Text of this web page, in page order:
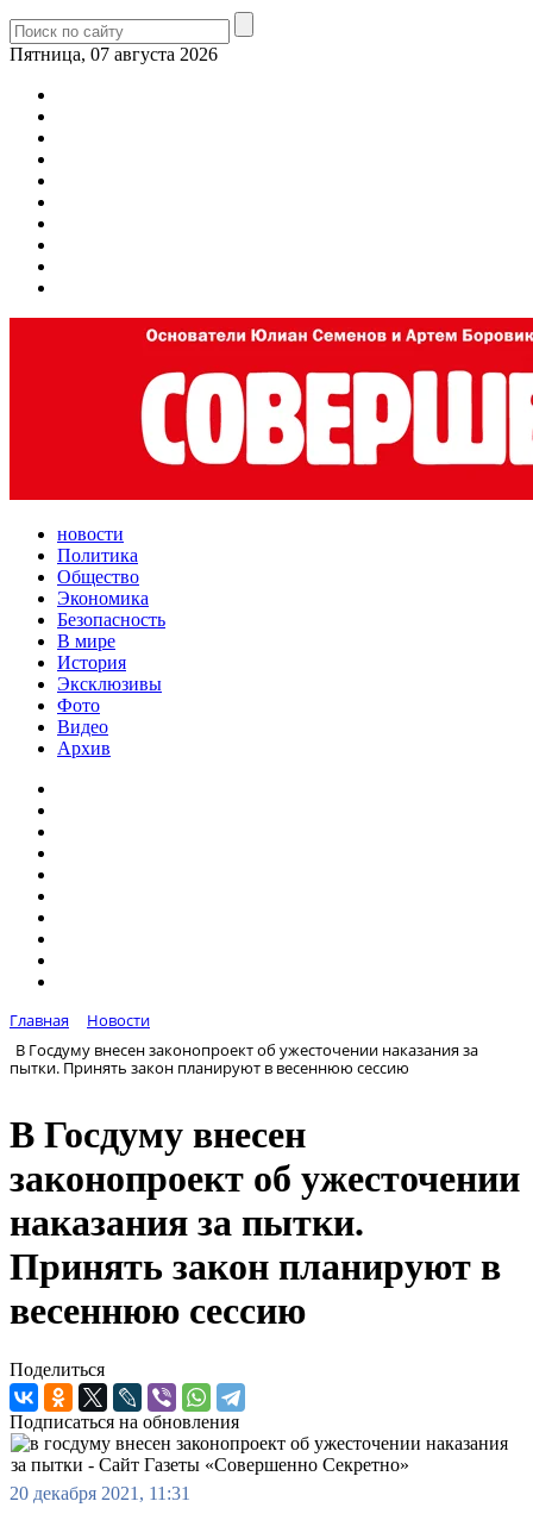
Пятница, 07 августа 2026
новости
Политика
Общество
Экономика
Безопасность
В мире
История
Эксклюзивы
Фото
Видео
Архив
Главная
Новости
В Госдуму внесен законопроект об ужесточении наказания за
пытки. Принять закон планируют в весеннюю сессию
В Госдуму внесен
законопроект об ужесточении
наказания за пытки.
Принять закон планируют в
весеннюю сессию
Поделиться
Подписаться на обновления
20 декабря 2021, 11:31